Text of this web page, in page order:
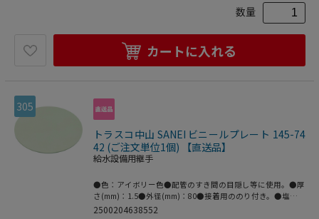
数量
カートに入れる
305
トラスコ中山 SANEI ビニールプレート 145-74
42 (ご注文単位1個) 【直送品】
給水設備用継手
●色：アイボリー色●配管のすき間の目隠し等に使用。●厚
さ(mm)：1.5●外径(mm)：80●接着用ののり付き。●塩化
ビニル樹脂
2500204638552